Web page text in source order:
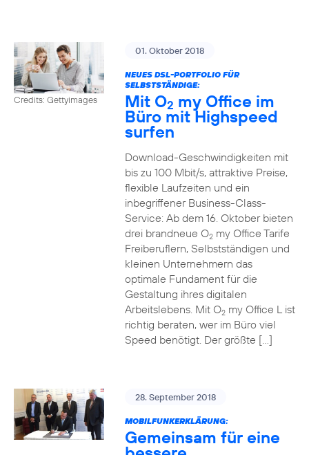
Credits: Gettyimages
01. Oktober 2018
NEUES DSL-PORTFOLIO FÜR
SELBSTSTÄNDIGE:
Mit O2 my Office im
Büro mit Highspeed
surfen
Download-Geschwindigkeiten mit
bis zu 100 Mbit/s, attraktive Preise,
flexible Laufzeiten und ein
inbegriffener Business-Class-
Service: Ab dem 16. Oktober bieten
drei brandneue O2my Office Tarife
Freiberuflern, Selbstständigen und
kleinen Unternehmern das
optimale Fundament für die
Gestaltung ihres digitalen
Arbeitslebens. Mit O2my Office L ist
richtig beraten, wer im Büro viel
Speed benötigt. Der größte […]
28. September 2018
MOBILFUNKERKLÄRUNG:
Gemeinsam für eine